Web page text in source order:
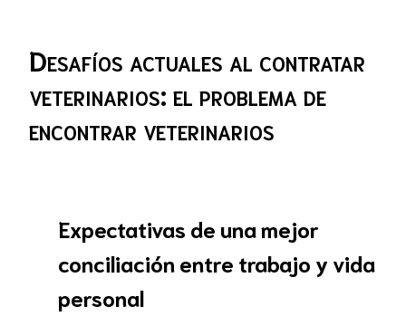
Desafíos actuales al contratar
veterinarios: el problema de
encontrar veterinarios
Expectativas de una mejor
conciliación entre trabajo y vida
personal